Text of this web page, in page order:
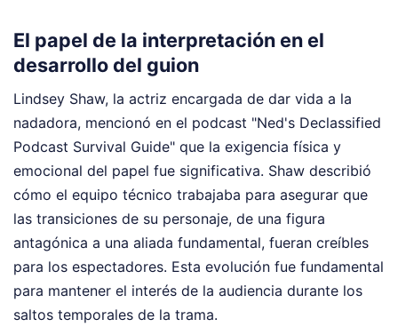
El papel de la interpretación en el
desarrollo del guion
Lindsey Shaw, la actriz encargada de dar vida a la
nadadora, mencionó en el podcast "Ned's Declassified
Podcast Survival Guide" que la exigencia física y
emocional del papel fue significativa. Shaw describió
cómo el equipo técnico trabajaba para asegurar que
las transiciones de su personaje, de una figura
antagónica a una aliada fundamental, fueran creíbles
para los espectadores. Esta evolución fue fundamental
para mantener el interés de la audiencia durante los
saltos temporales de la trama.